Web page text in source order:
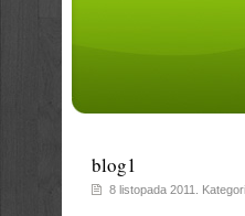
blog1
8 listopada 2011.